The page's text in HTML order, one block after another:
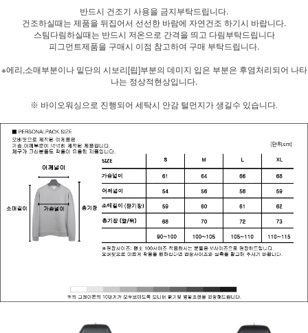
반드시 건조기 사용을 금지부탁드립니다.
건조하실때는 제품을 뒤집어서 선선한 바람에 자연건조 하기시 바랍니다.
스팀다림하실때는 반드시 저온으로 간격을 띄고 다림부탁드립니다
피그먼트제품을 구매시 이점 참고하여 구매 부탁드립니다.
※에리,소매부분이나 밑단의 시보리[립]부분의 데미지 입은 부분은 후염처리되어 나타
나는 정상적현상입니다.
※ 바이오워싱으로 진행되어 세탁시 안감 털먼지가 생길수 있습니다.